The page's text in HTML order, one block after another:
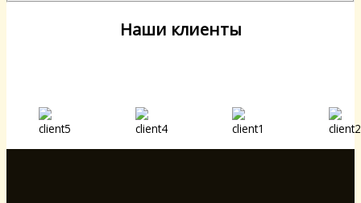
Наши клиенты